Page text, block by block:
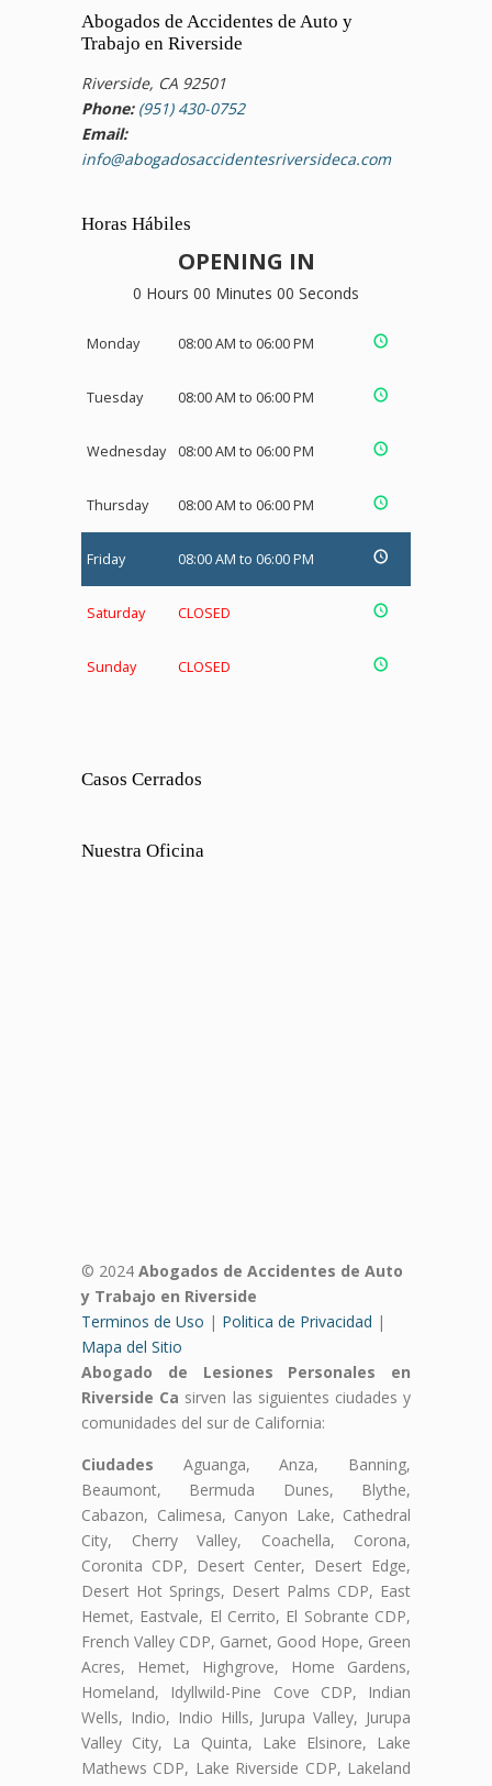
Abogados de Accidentes de Auto y
Trabajo en Riverside
Riverside, CA 92501
Phone: (951) 430-0752
Email:
info@abogadosaccidentesriversideca.com
Horas Hábiles
OPENING IN
0 Hours 00 Minutes 00 Seconds
Monday 08:00 AM to 06:00 PM
Tuesday 08:00 AM to 06:00 PM
Wednesday 08:00 AM to 06:00 PM
Thursday 08:00 AM to 06:00 PM
Friday 08:00 AM to 06:00 PM
Saturday CLOSED
Sunday CLOSED
Casos Cerrados
Nuestra Oficina
© 2024 Abogados de Accidentes de Auto
y Trabajo en Riverside
Terminos de Uso | Politica de Privacidad |
Mapa del Sitio
Abogado de Lesiones Personales en
Riverside Ca sirven las siguientes ciudades y
comunidades del sur de California:
Ciudades Aguanga, Anza, Banning,
Beaumont, Bermuda Dunes, Blythe,
Cabazon, Calimesa, Canyon Lake, Cathedral
City, Cherry Valley, Coachella, Corona,
Coronita CDP, Desert Center, Desert Edge,
Desert Hot Springs, Desert Palms CDP, East
Hemet, Eastvale, El Cerrito, El Sobrante CDP,
French Valley CDP, Garnet, Good Hope, Green
Acres, Hemet, Highgrove, Home Gardens,
Homeland, Idyllwild-Pine Cove CDP, Indian
Wells, Indio, Indio Hills, Jurupa Valley, Jurupa
Valley City, La Quinta, Lake Elsinore, Lake
Mathews CDP, Lake Riverside CDP, Lakeland